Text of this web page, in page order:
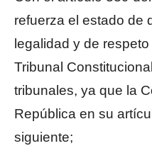
refuerza el estado de
legalidad y de
Tribunal
tribunales, ya que la
República en su
siguiente;